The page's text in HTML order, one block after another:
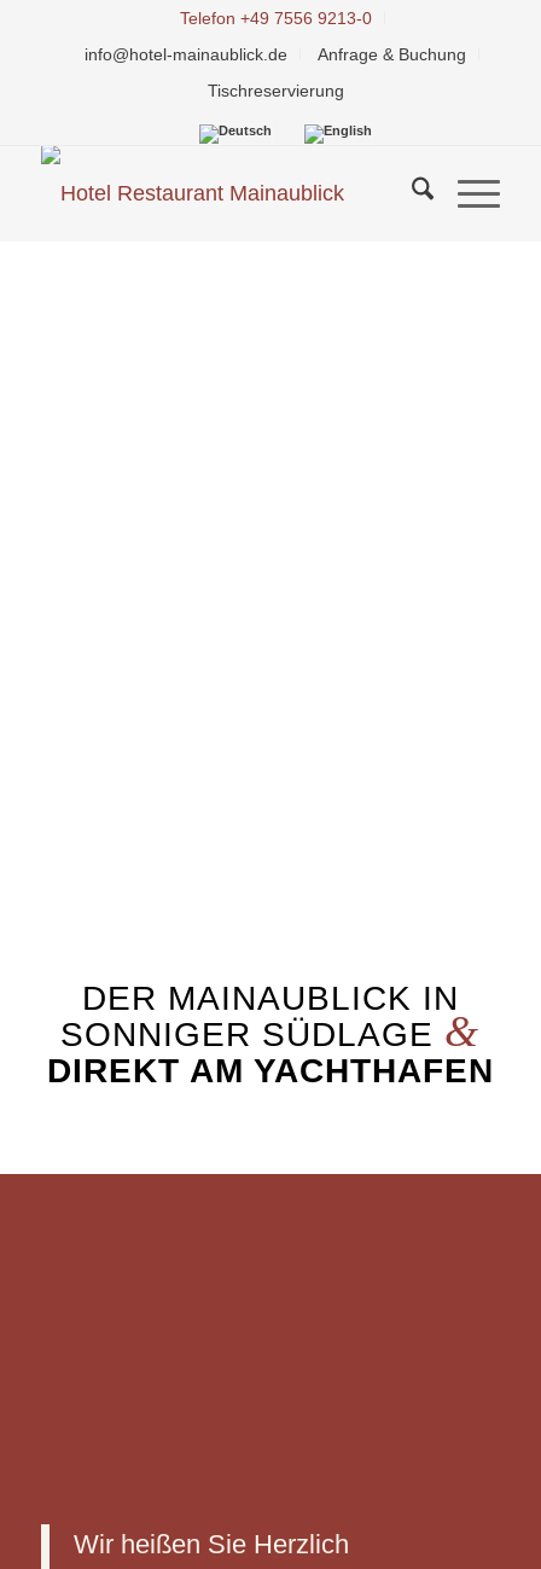
Telefon +49 7556 9213-0
info@hotel-mainaublick.de
Anfrage & Buchung
Tischreservierung
DER MAINAUBLICK IN
SONNIGER SÜDLAGE &
DIREKT AM YACHTHAFEN
Wir heißen Sie Herzlich